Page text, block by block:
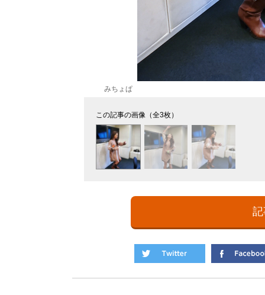
みちょぱ
この記事の画像（全3枚）